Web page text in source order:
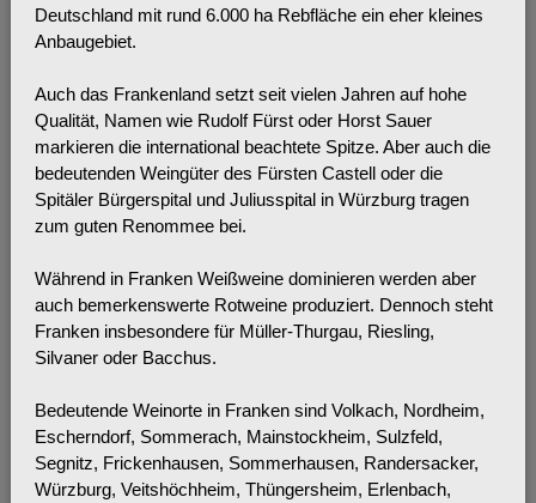
Deutschland mit rund 6.000 ha Rebfläche ein eher kleines
Anbaugebiet.
Auch das Frankenland setzt seit vielen Jahren auf hohe
Qualität, Namen wie Rudolf Fürst oder Horst Sauer
markieren die international beachtete Spitze. Aber auch die
bedeutenden Weingüter des Fürsten Castell oder die
Spitäler Bürgerspital und Juliusspital in Würzburg tragen
zum guten Renommee bei.
Während in Franken Weißweine dominieren werden aber
auch bemerkenswerte Rotweine produziert. Dennoch steht
Franken insbesondere für Müller-Thurgau, Riesling,
Silvaner oder Bacchus.
Bedeutende Weinorte in Franken sind Volkach, Nordheim,
Escherndorf, Sommerach, Mainstockheim, Sulzfeld,
Segnitz, Frickenhausen, Sommerhausen, Randersacker,
Würzburg, Veitshöchheim, Thüngersheim, Erlenbach,